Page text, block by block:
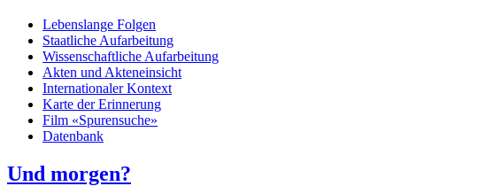
Lebenslange Folgen
Staatliche Aufarbeitung
Wissenschaftliche Aufarbeitung
Akten und Akteneinsicht
Internationaler Kontext
Karte der Erinnerung
Film «Spurensuche»
Datenbank
Und morgen?